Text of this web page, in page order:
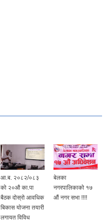
आ.ब. २०८२/०८३
को २०औ का.पा
बैठक दोस्रो आवधिक
बिकास योजना तयारी
लगायत विविध
बेलका
नगरपालिकाको १७
औं नगर सभा !!!!